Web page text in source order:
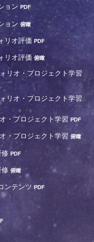
ョンPDF
ョン俯瞰
リオ評価PDF
リオ評価俯瞰
リオ・プロジェクト学習
リオ・プロジェクト学習
・プロジェクト学習PDF
・プロジェクト学習俯瞰
修PDF
修俯瞰
ンテンツPDF